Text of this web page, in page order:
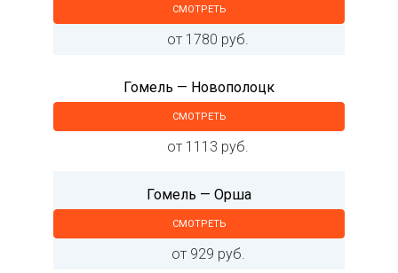
СМОТРЕТЬ
от 1780 руб.
Гомель — Новополоцк
СМОТРЕТЬ
от 1113 руб.
Гомель — Орша
СМОТРЕТЬ
от 929 руб.